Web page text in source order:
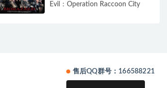
Evil：Operation Raccoon City
售后QQ群号：166588221